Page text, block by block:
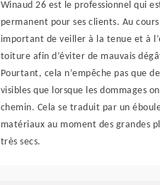
Winaud 26 est le professionnel qui
permanent pour ses clients. Au
important de veiller à la tenue et à
toiture afin d’éviter de mauvais
Pourtant, cela n’empêche pas que
visibles que lorsque les dommages
chemin. Cela se traduit par un
matériaux au moment des grandes
très secs.